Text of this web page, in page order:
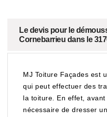
Le devis pour le
Cornebarrieu dans le
MJ Toiture Façades est
qui peut effectuer des
la toiture. En effet,
nécessaire de dresser